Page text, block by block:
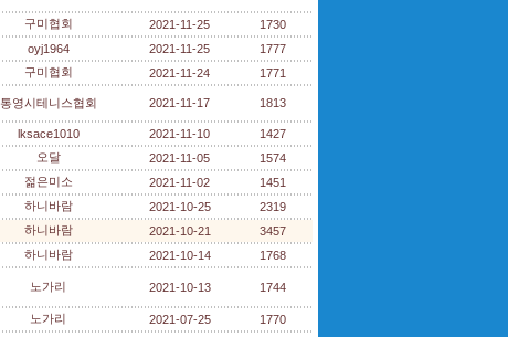
구미협회 2021-11-25
1730
oyj1964 2021-11-25
1777
구미협회 2021-11-24 1771
통영시테니스협회 2021-11-17 1813
lksace1010 2021-11-10
1427
오달 2021-11-05
1574
젊은미소 2021-11-02
1451
하니바람 2021-10-25
2319
하니바람 2021-10-21
3457
하니바람 2021-10-14 1768
노가리 2021-10-13 1744
노가리 2021-07-25 1770